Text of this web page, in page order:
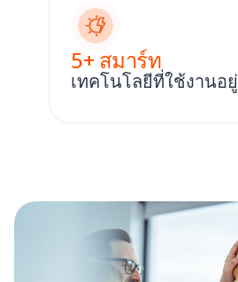
5+ สมาร์ท
เทคโนโลยีที่ใช้งานอยู่